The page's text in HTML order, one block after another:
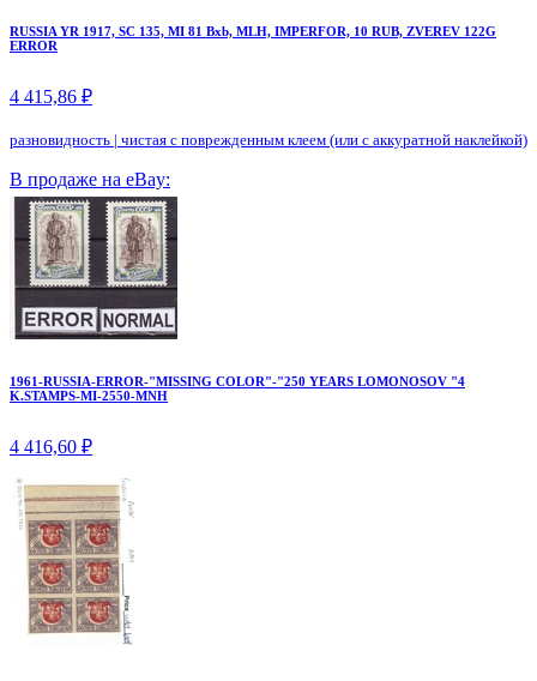
RUSSIA YR 1917, SC 135, MI 81 Bxb, MLH, IMPERFOR, 10 RUB, ZVEREV 122G
ERROR
4 415,86 ₽
разновидность | чистая с поврежденным клеем (или с аккуратной наклейкой)
В продаже на eBay:
1961-RUSSIA-ERROR-"MISSING COLOR"-"250 YEARS LOMONOSOV "4
K.STAMPS-MI-2550-MNH
4 416,60 ₽